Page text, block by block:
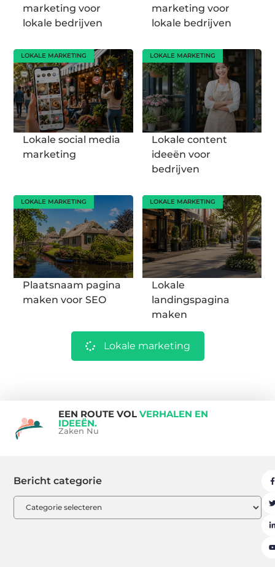
marketing voor
lokale bedrijven
marketing voor
lokale bedrijven
LOKALE MARKETING
Lokale social media
marketing
LOKALE MARKETING
Lokale content
ideeën voor
bedrijven
LOKALE MARKETING
Plaatsnaam pagina
maken voor SEO
LOKALE MARKETING
Lokale
landingspagina
maken
Lokale marketing
EEN ROUTE VOL VERHALEN EN
IDEEËN.
Zaken Nu
Bericht categorie